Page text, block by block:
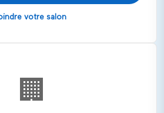
votre salon
🏢